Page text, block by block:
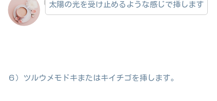
太陽の光を受け止めるような感じで挿します
６）ツルウメモドキまたはキイチゴを挿します。